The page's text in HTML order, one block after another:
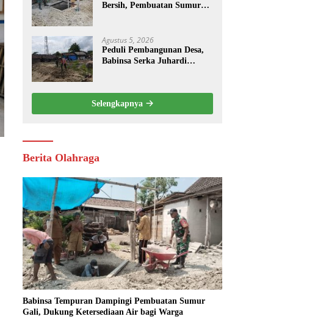
Bersih, Pembuatan Sumur
Agustus 5, 2026
Peduli Pembangunan Desa,
Babinsa Serka Juhardi
Selengkapnya
Berita Olahraga
Babinsa Tempuran Dampingi Pembuatan Sumur
Gali, Dukung Ketersediaan Air bagi Warga